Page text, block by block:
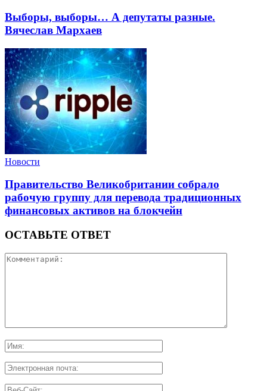
Выборы, выборы… А депутаты разные.
Вячеслав Мархаев
Новости
Правительство Великобритании собрало
рабочую группу для перевода традиционных
финансовых активов на блокчейн
ОСТАВЬТЕ ОТВЕТ